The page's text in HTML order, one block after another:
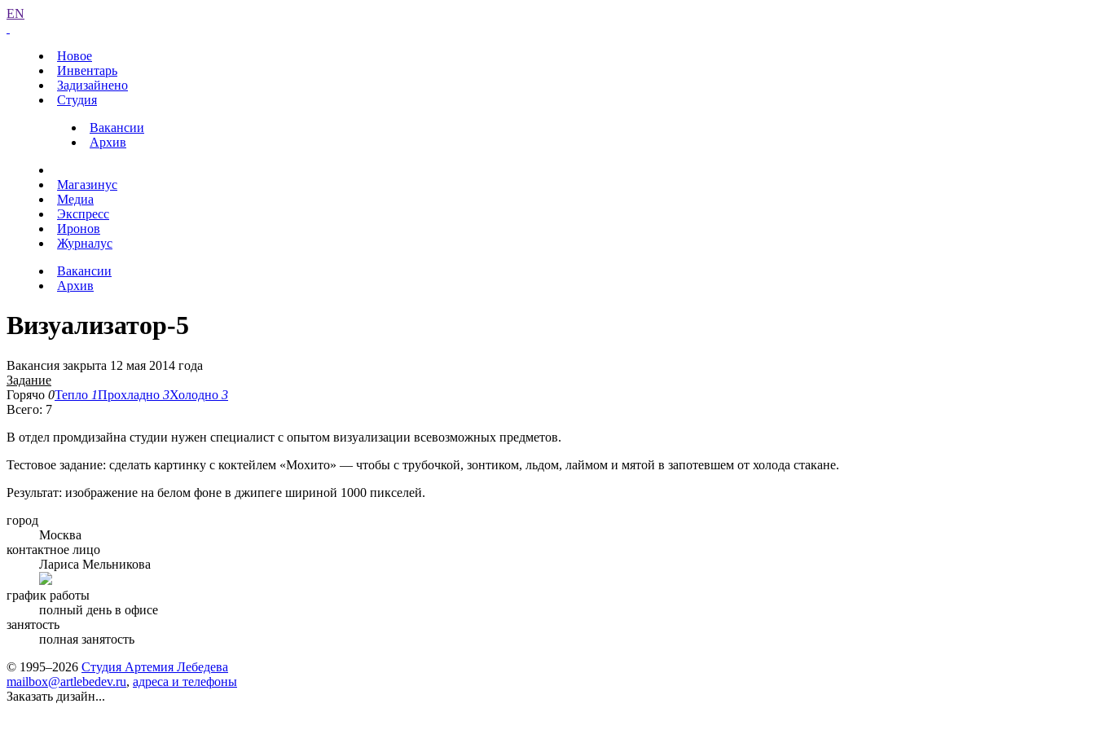
EN
Новое
Инвентарь
Задизайнено
Студия
Вакансии
Архив
Магазинус
Медиа
Экспресс
Иронов
Журналус
Вакансии
Архив
Визуализатор-5
Вакансия закрыта 12 мая 2014 года
Задание
Горячо 0Тепло 1Прохладно 3Холодно 3
Всего: 7
В отдел промдизайна студии нужен специалист с опытом визуализации всевозможных предметов.
Тестовое задание: сделать картинку с коктейлем «Мохито» — чтобы с трубочкой, зонтиком, льдом, лаймом и мятой в запотевшем от холода стакане.
Результат: изображение на белом фоне в джипеге шириной 1000 пикселей.
город
Москва
контактное лицо
Лариса Мельникова
график работы
полный день в офисе
занятость
полная занятость
© 1995–2026 Студия Артемия Лебедева
mailbox@artlebedev.ru, адреса и телефоны
Заказать дизайн...